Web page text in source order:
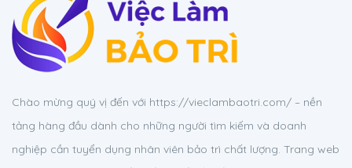
Chào mừng quý vị đến với https://vieclambaotri.com/ – nền
tảng hàng đầu dành cho những người tìm kiếm và doanh
nghiệp cần tuyển dụng nhân viên bảo trì chất lượng. Trang web